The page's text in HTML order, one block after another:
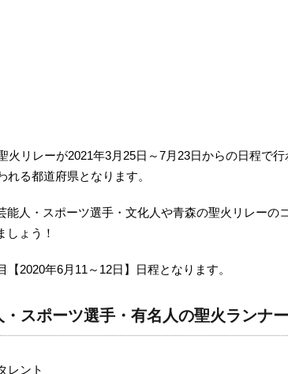
火リレーが2021年3月25日～7月23日からの日程で
る都道府県となります。
能人・スポーツ選手・文化人や青森の聖火リレーの
しょう！
2020年6月11～12日】日程となります。
・スポーツ選手・有名人の聖火ランナ
レント